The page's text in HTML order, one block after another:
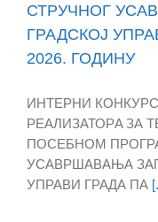
СТРУЧНОГ
ГРАДСКОЈ
2026. ГОДИНУ
ИНТЕРНИ
РЕАЛИЗАТОРA ЗА
ПОСЕБНОМ
УСАВРШАВАЊА
УПРАВИ ГРАДА ПА